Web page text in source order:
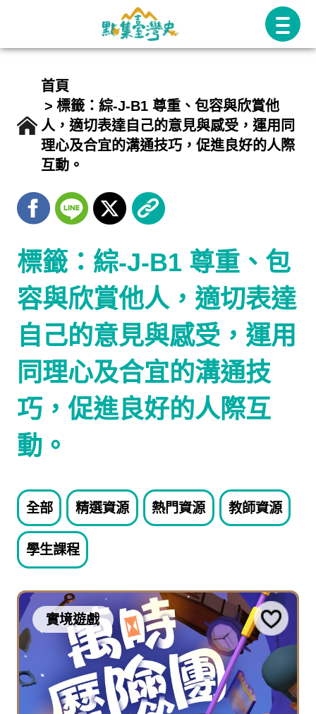
首頁
標籤：綜-J-B1 尊重、包容與欣賞他
人，適切表達自己的意見與感受，運用同
理心及合宜的溝通技巧，促進良好的人際
互動。
標籤：綜-J-B1 尊重、包
容與欣賞他人，適切表達
自己的意見與感受，運用
同理心及合宜的溝通技
巧，促進良好的人際互
動。
全部 精選資源 熱門資源 教師資源
學生課程
實境遊戲